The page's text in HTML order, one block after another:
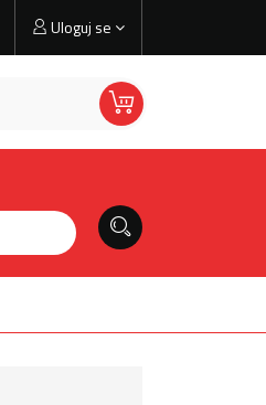
Uloguj se